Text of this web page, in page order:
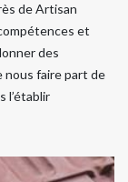
de Artisan
et
des
faire part de
l’établir